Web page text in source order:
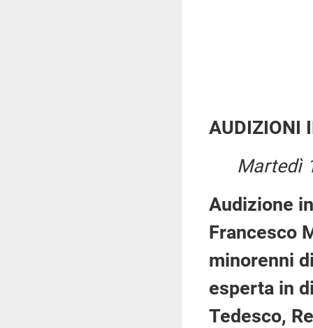
AUDIZIONI
Martedì
Audizione
Francesco
minorenni
esperta in
Tedesco,